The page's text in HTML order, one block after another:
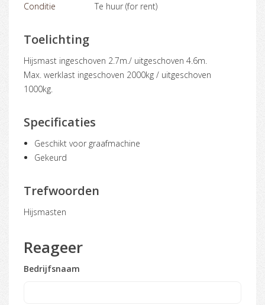
Conditie
Te huur (for rent)
Toelichting
Hijsmast ingeschoven 2.7m./ uitgeschoven 4.6m.
Max. werklast ingeschoven 2000kg / uitgeschoven
1000kg.
Specificaties
Geschikt voor graafmachine
Gekeurd
Trefwoorden
hijsmasten
Reageer
Bedrijfsnaam